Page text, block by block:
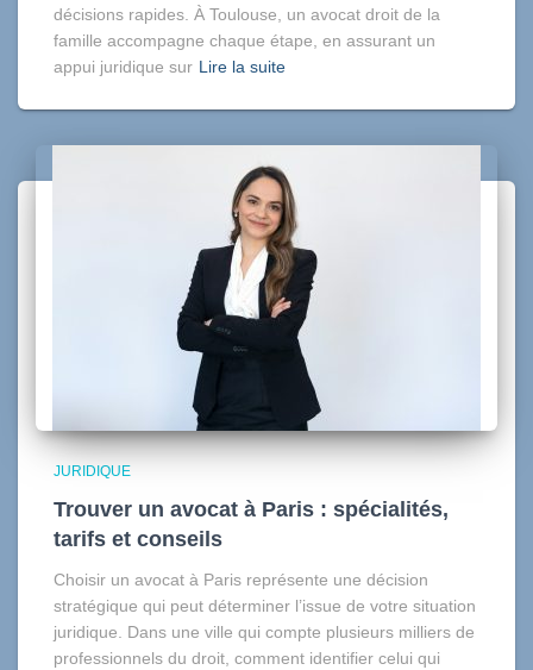
décisions rapides. À Toulouse, un avocat droit de la
famille accompagne chaque étape, en assurant un
appui juridique sur Lire la suite
JURIDIQUE
Trouver un avocat à Paris : spécialités,
tarifs et conseils
Choisir un avocat à Paris représente une décision
stratégique qui peut déterminer l’issue de votre situation
juridique. Dans une ville qui compte plusieurs milliers de
professionnels du droit, comment identifier celui qui